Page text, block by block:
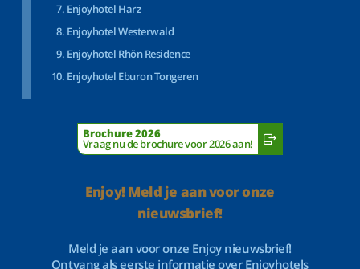
Enjoyhotel Harz
Enjoyhotel Westerwald
Enjoyhotel Rhön Residence
Enjoyhotel Eburon Tongeren
Brochure 2026
Vraag nu de brochure voor 2026 aan!
Enjoy! Meld je aan voor onze
nieuwsbrief!
Meld je aan voor onze Enjoy nieuwsbrief!
Ontvang als eerste informatie over Enjoyhotels